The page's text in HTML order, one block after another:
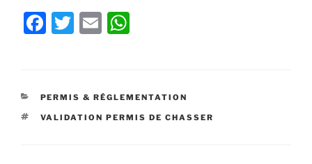
F
e
b
T
er
E
l
s
A
CATÉGORIES
PERMIS & RÉGLEMENTATION
ÉTIQUETTES
VALIDATION PERMIS DE CHASSER